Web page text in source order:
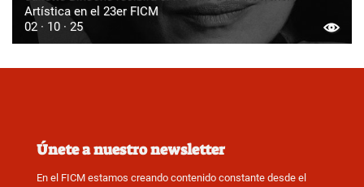
Artística en el 23er FICM
02 · 10 · 25
Únete a nuestro newsletter
En el FICM estamos creando contenido constante desde el